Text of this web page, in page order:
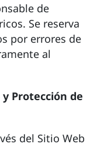
de
Se reserva
por errores de
al
Protección de
del Sitio Web